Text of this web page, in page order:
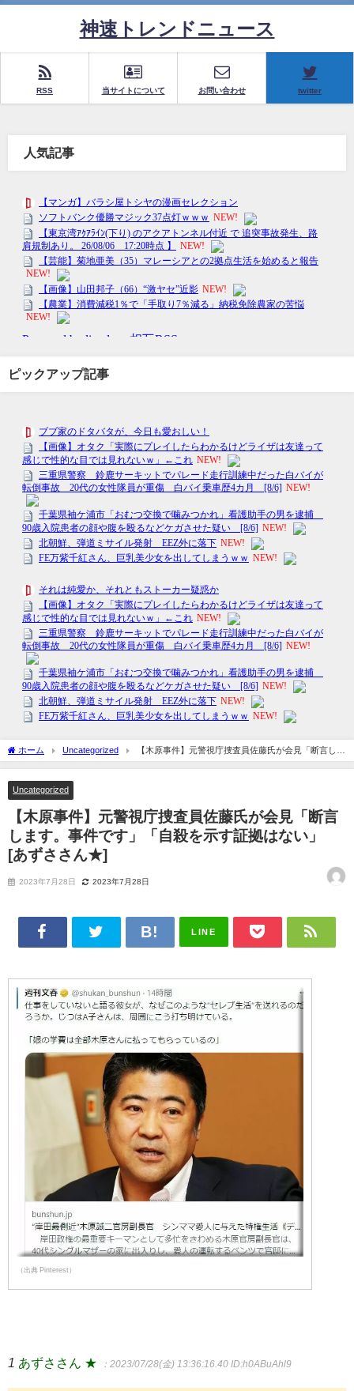
神速トレンドニュース
RSS 当サイトについて お問い合わせ twitter
人気記事
ピックアップ記事
ホーム Uncategorized
【木原事件】元警視庁捜査員佐藤氏が会見「断言しま
す。事件です」「自殺を示す証拠はない」 [あずささん★]
Uncategorized
【木原事件】元警視庁捜査員佐藤氏が会見「断言
します。事件です」「自殺を示す証拠はない」
[あずささん★]
2023年7月28日 2023年7月28日
LINE
（出典 Pinterest）
1 あずささん ★ ：2023/07/28(金) 13:36:16.40 ID:h0ABuAhl9